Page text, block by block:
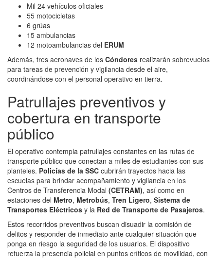
Mil 24 vehículos oficiales
55 motocicletas
6 grúas
15 ambulancias
12 motoambulancias del ERUM
Además, tres aeronaves de los Cóndores realizarán sobrevuelos
para tareas de prevención y vigilancia desde el aire,
coordinándose con el personal operativo en tierra.
Patrullajes preventivos y
cobertura en transporte
público
El operativo contempla patrullajes constantes en las rutas de
transporte público que conectan a miles de estudiantes con sus
planteles. Policías de la SSC cubrirán trayectos hacia las
escuelas para brindar acompañamiento y vigilancia en los
Centros de Transferencia Modal (CETRAM), así como en
estaciones del Metro, Metrobús, Tren Ligero, Sistema de
Transportes Eléctricos y la Red de Transporte de Pasajeros.
Estos recorridos preventivos buscan disuadir la comisión de
delitos y responder de inmediato ante cualquier situación que
ponga en riesgo la seguridad de los usuarios. El dispositivo
refuerza la presencia policial en puntos críticos de movilidad, con